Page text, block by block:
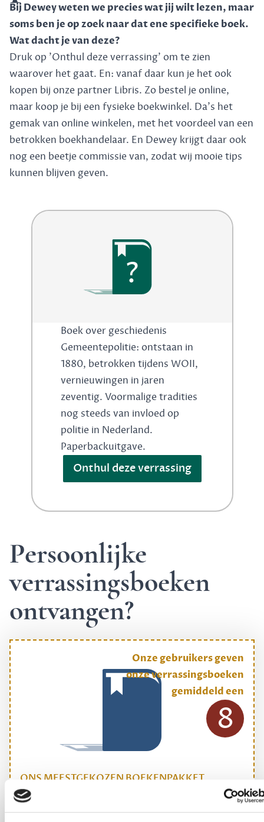
Bij Dewey weten we precies wat jij wilt lezen, maar
soms ben je op zoek naar dat ene specifieke boek.
Wat dacht je van deze?
Druk op 'Onthul deze verrassing' om te zien
waarover het gaat. En: vanaf daar kun je het ook
kopen bij onze partner Libris. Zo bestel je online,
maar koop je bij een fysieke boekwinkel. Da's het
gemak van online winkelen, met het voordeel van een
betrokken boekhandelaar. En Dewey krijgt daar ook
nog een beetje commissie van, zodat wij mooie tips
kunnen blijven geven.
?
Boek over geschiedenis
Gemeentepolitie: ontstaan in
1880, betrokken tijdens WOII,
vernieuwingen in jaren
zeventig. Voormalige tradities
nog steeds van invloed op
politie in Nederland.
Paperbackuitgave.
Onthul deze verrassing
Persoonlijke
verrassingsboeken
ontvangen?
ONS MEESTGEKOZEN BOEKENPAKKET
Dewey Plus
Onze gebruikers geven
onze verrassingsboeken
gemiddeld een
8